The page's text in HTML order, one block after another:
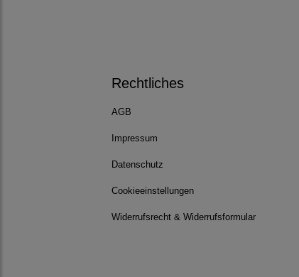
Rechtliches
AGB
Impressum
Datenschutz
Cookieeinstellungen
Widerrufsrecht & Widerrufsformular